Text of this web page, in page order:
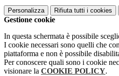
Personalizza Rifiuta tutti i cookies
Gestione cookie
In questa schermata è possibile
I cookie necessari sono quelli che
piattaforma e non è possibile
Per conoscere quali sono i cookie
visionare la COOKIE POLICY.